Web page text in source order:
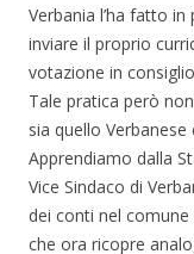
Verbania l’ha fatto
inviare il proprio
votazione in
Tale pratica però
sia quello
Apprendiamo dalla
Vice Sindaco di
dei conti nel
che ora ricopre